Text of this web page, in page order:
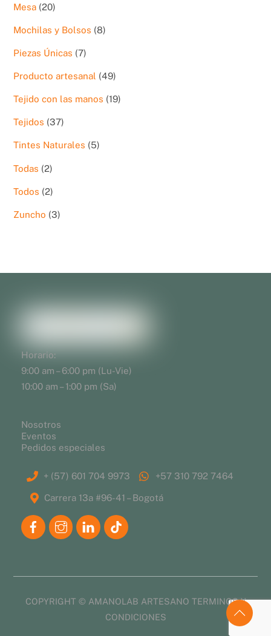
Mesa 2020
Mochilas y Bolsos 88
Piezas Únicas 77
Producto artesanal 4949
Tejido con las manos 1919
Tejidos 3737
Tintes Naturales 55
Todas 22
Todos 22
Zuncho 33
Horario:
9:00 am – 6:00 pm (Lu-Vie)
10:00 am – 1:00 pm (Sa)
Nosotros
Eventos
Pedidos especiales
+ (57) 601 704 9973 +57 310 792 7464
Carrera 13a #96-41 – Bogotá
COPYRIGHT © AMANOLAB ARTESANO TERMINOS Y
CONDICIONES